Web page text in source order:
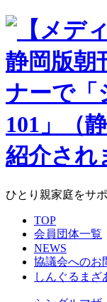
ひとり親家庭をサ
TOP
会員団体一覧
NEWS
協議会へのお
しんぐるまざ